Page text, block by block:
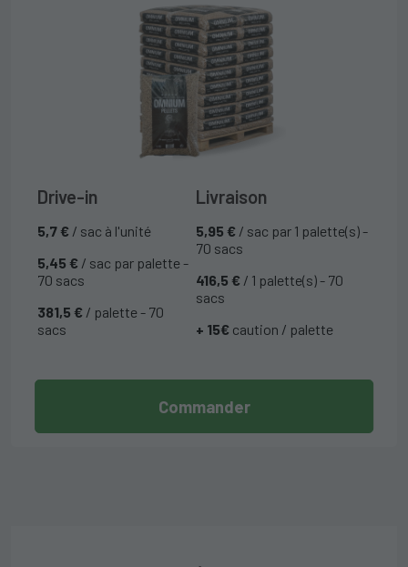
Drive-in
5,7 € / sac à l'unité
5,45 € / sac par palette -
70 sacs
381,5 € / palette - 70
sacs
Livraison
5,95 € / sac par 1 palette(s) -
70 sacs
416,5 € / 1 palette(s) - 70
sacs
+ 15€ caution / palette
Commander